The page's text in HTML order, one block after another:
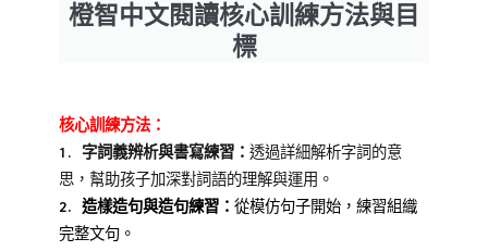
橙智中文閱讀核心訓練方法與目
標
核心訓練方法：
1. 字詞義辨析與書寫練習： 透過詳細解析字詞的意
思，幫助孩子加深對詞語的理解與運用。
2. 造樣造句與造句練習： 從模仿句子開始，練習組織
完整文句。